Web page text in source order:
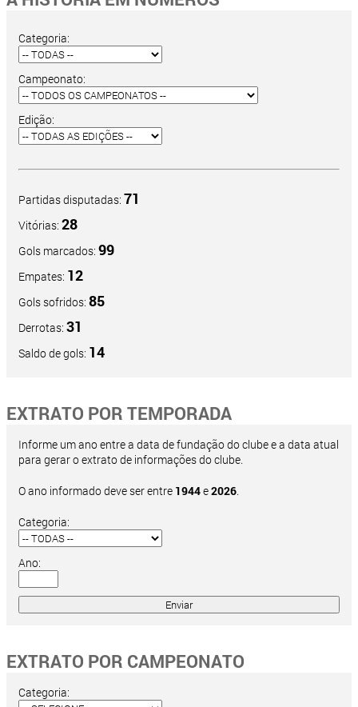
Categoria:
Campeonato:
Edição:
Partidas disputadas: 71
Vitórias: 28
Gols marcados: 99
Empates: 12
Gols sofridos: 85
Derrotas: 31
Saldo de gols: 14
EXTRATO POR TEMPORADA
Informe um ano entre a data de fundação do clube e a data atual
para gerar o extrato de informações do clube.
O ano informado deve ser entre 1944e2026.
Categoria:
Ano:
EXTRATO POR CAMPEONATO
Categoria: